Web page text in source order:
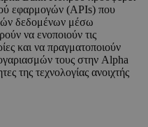
εφαρμογών (APIs) που
δεδομένων μέσω
να ενοποιούν τις
και να πραγματοποιούν
τους στην Alpha
της τεχνολογίας ανοιχτής